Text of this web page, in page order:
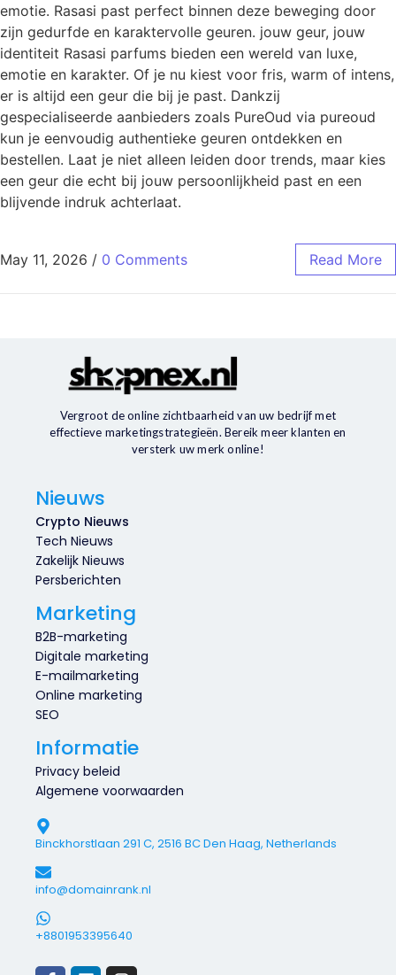
emotie. Rasasi past perfect binnen deze beweging door
zijn gedurfde en karaktervolle geuren. jouw geur, jouw
identiteit Rasasi parfums bieden een wereld van luxe,
emotie en karakter. Of je nu kiest voor fris, warm of intens,
er is altijd een geur die bij je past. Dankzij
gespecialiseerde aanbieders zoals PureOud via pureoud
kun je eenvoudig authentieke geuren ontdekken en
bestellen. Laat je niet alleen leiden door trends, maar kies
een geur die echt bij jouw persoonlijkheid past en een
blijvende indruk achterlaat.
May 11, 2026 / 0 Comments Read More
Vergroot de online zichtbaarheid van uw bedrijf met
effectieve marketingstrategieën. Bereik meer klanten en
versterk uw merk online!
Nieuws
Crypto Nieuws
Tech Nieuws
Zakelijk Nieuws
Persberichten
Marketing
B2B-marketing
Digitale marketing
E-mailmarketing
Online marketing
SEO
Informatie
Privacy beleid
Algemene voorwaarden
Binckhorstlaan 291 C, 2516 BC Den Haag, Netherlands
info@domainrank.nl
+8801953395640